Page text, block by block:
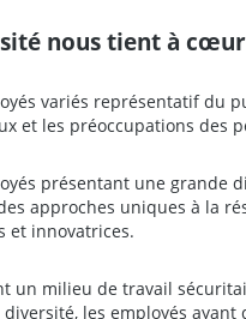
nous tient à cœur
variés représentatif du
et les préoccupations des
présentant une
approches uniques à la
et innovatrices.
un milieu de travail
diversité, les employés